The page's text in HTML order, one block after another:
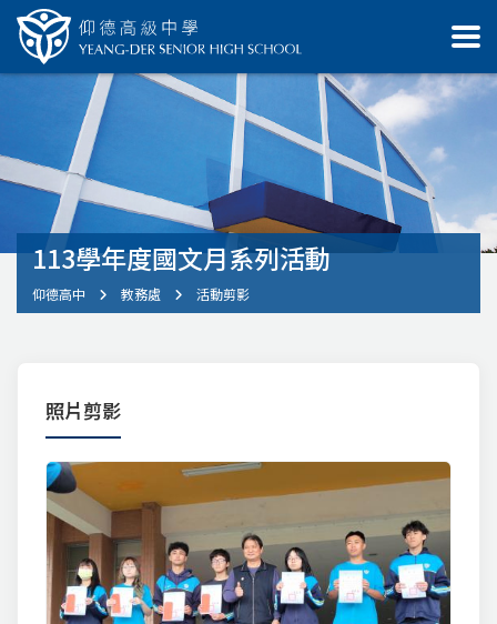
113學年度國文月系列活動
仰德高中 教務處 活動剪影
照片剪影